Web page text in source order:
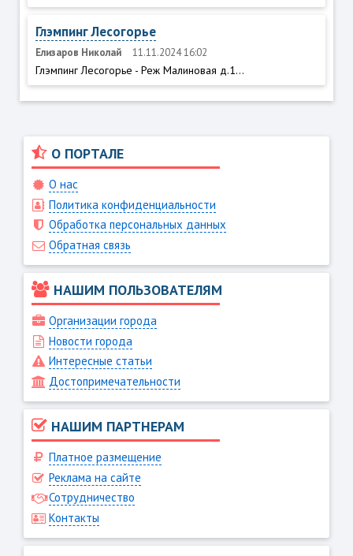
Глэмпинг Лесогорье
Елизаров Николай 11.11.2024 16:02
Глэмпинг Лесогорье - Реж Малиновая д.1...
О ПОРТАЛЕ
О нас
Политика конфиденциальности
Обработка персональных данных
Обратная связь
НАШИМ ПОЛЬЗОВАТЕЛЯМ
Организации города
Новости города
Интересные статьи
Достопримечательности
НАШИМ ПАРТНЕРАМ
Платное размещение
Реклама на сайте
Сотрудничество
Контакты